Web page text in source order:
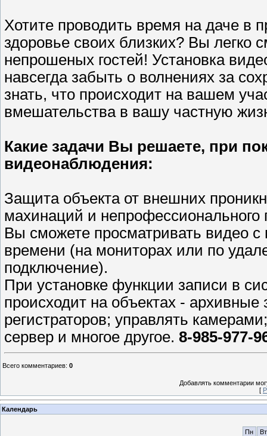
Хотите проводить время на даче в
здоровье своих близких? Вы легко
непрошеных гостей! Установка
навсегда забыть о волнениях за
знать, что происходит на вашем
вмешательства в вашу частную
Какие задачи Вы решаете, при
видеонаблюдения:
Защита объекта от внешних
махинаций и непрофессионального
Вы сможете просматривать видео
времени (на мониторах или по
подключение).
При установке функции записи в
происходит на объектах -
регистраторов; управлять
сервер и многое другое. 8-985-977-
Всего комментариев: 0
Добавлять комментарии
[
Календарь
Пн Вт